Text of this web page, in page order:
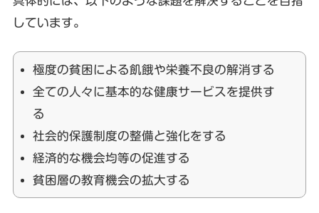
しています。
極度の貧困による飢餓や栄養不良の解消する
全ての人々に基本的な健康サービスを提供す
る
社会的保護制度の整備と強化をする
経済的な機会均等の促進する
貧困層の教育機会の拡大する